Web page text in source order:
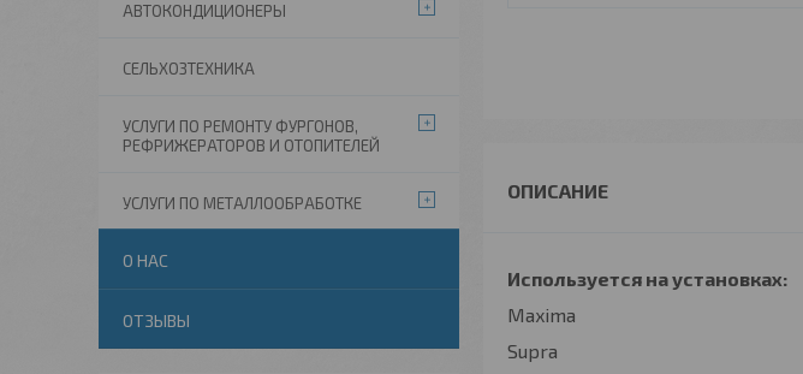
Используется на установках:
Maxima
Supra
АВТОКОНДИЦИОНЕРЫ
СЕЛЬХОЗТЕХНИКА
УСЛУГИ ПО РЕМОНТУ ФУРГОНОВ,
РЕФРИЖЕРАТОРОВ И ОТОПИТЕЛЕЙ
УСЛУГИ ПО МЕТАЛЛООБРАБОТКЕ
О НАС
ОТЗЫВЫ